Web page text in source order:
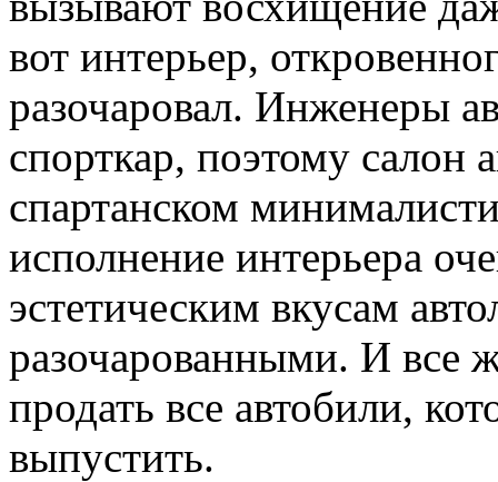
вот интерьер,
разочаровал. Инженеры
спорткар, поэтому салон
спартанском
исполнение интерьера
эстетическим вкусам
разочарованными. И все
продать все автобили,
выпустить.